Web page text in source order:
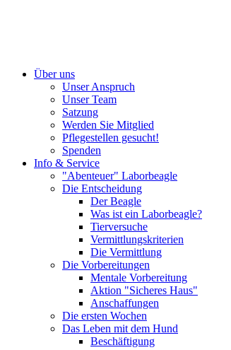
Über uns
Unser Anspruch
Unser Team
Satzung
Werden Sie Mitglied
Pflegestellen gesucht!
Spenden
Info & Service
"Abenteuer" Laborbeagle
Die Entscheidung
Der Beagle
Was ist ein Laborbeagle?
Tierversuche
Vermittlungskriterien
Die Vermittlung
Die Vorbereitungen
Mentale Vorbereitung
Aktion "Sicheres Haus"
Anschaffungen
Die ersten Wochen
Das Leben mit dem Hund
Beschäftigung